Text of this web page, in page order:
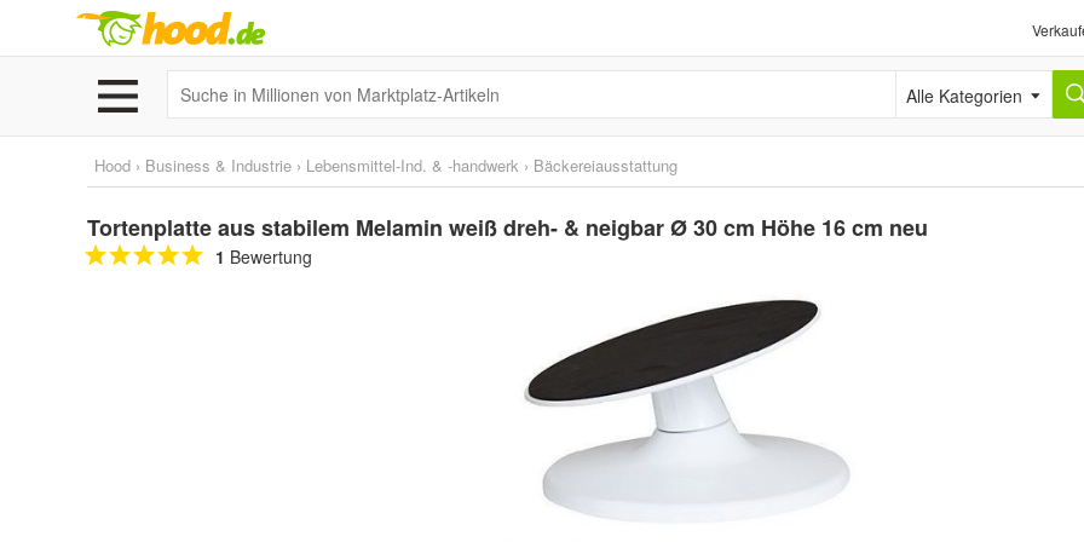
Alle Kategorien
Hood › Business & Industrie › Lebensmittel-Ind. & -handwerk › Bäckereiausstattung
Tortenplatte aus stabilem Melamin weiß dreh- & neigbar Ø 30 cm Höhe 16 cm neu
1 Bewertung